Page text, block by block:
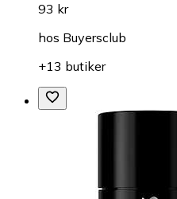
93 kr
hos Buyersclub
+13 butiker